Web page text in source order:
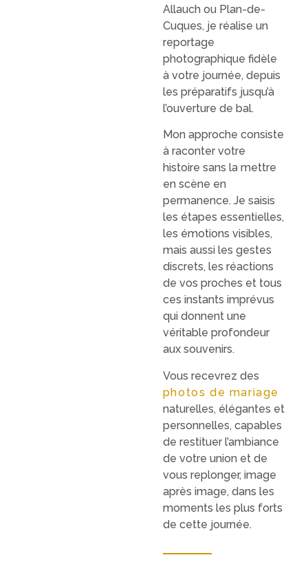
Allauch ou Plan-de-
Cuques, je réalise un
reportage
photographique fidèle
à votre journée, depuis
les préparatifs jusqu’à
l’ouverture de bal.
Mon approche consiste
à raconter votre
histoire sans la mettre
en scène en
permanence. Je saisis
les étapes essentielles,
les émotions visibles,
mais aussi les gestes
discrets, les réactions
de vos proches et tous
ces instants imprévus
qui donnent une
véritable profondeur
aux souvenirs.
Vous recevrez des
photos de mariage
naturelles, élégantes et
personnelles, capables
de restituer l’ambiance
de votre union et de
vous replonger, image
après image, dans les
moments les plus forts
de cette journée.